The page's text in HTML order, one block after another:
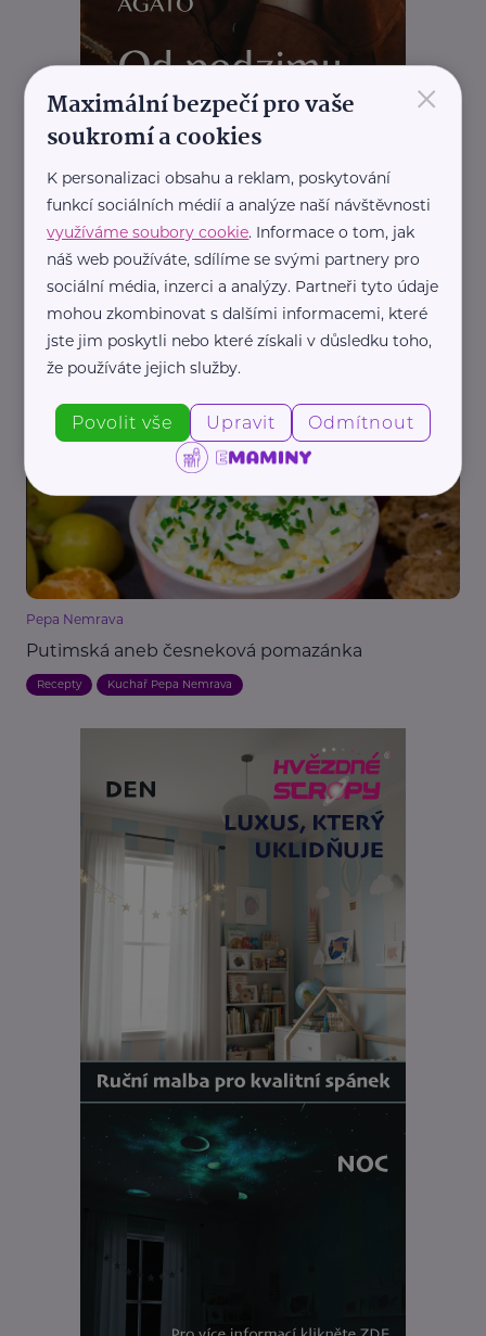
REKLAMA
Související články
Pepa Nemrava
Putimská aneb česneková pomazánka
Recepty Kuchař Pepa Nemrava
×
Maximální bezpečí pro vaše
soukromí a cookies
K personalizaci obsahu a reklam, poskytování
funkcí sociálních médií a analýze naší návštěvnosti
využíváme soubory cookie. Informace o tom, jak
náš web používáte, sdílíme se svými partnery pro
sociální média, inzerci a analýzy. Partneři tyto údaje
mohou zkombinovat s dalšími informacemi, které
jste jim poskytli nebo které získali v důsledku toho,
že používáte jejich služby.
Povolit vše Upravit Odmítnout